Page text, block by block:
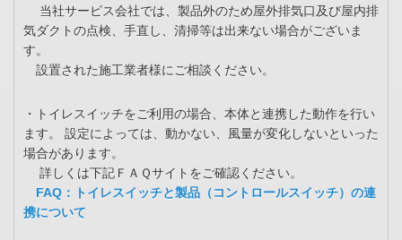
当社サービス会社では、製品外のため屋外排気口及び屋内排
気ダクトの点検、手直し、清掃等は出来ない場合がございま
す。
設置された施工業者様にご相談ください。
・トイレスイッチをご利用の場合、本体と連携した動作を行い
ます。 設定によっては、動かない、風量が変化しないといった
場合があります。
詳しくは下記ＦＡＱサイトをご確認ください。
FAQ：トイレスイッチと製品（コントロールスイッチ）の連
携について